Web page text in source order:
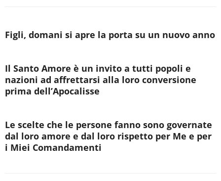
Figli, domani si apre la porta su un nuovo anno
Il Santo Amore è un invito a tutti popoli e
nazioni ad affrettarsi alla loro conversione
prima dell’Apocalisse
Le scelte che le persone fanno sono governate
dal loro amore e dal loro rispetto per Me e per
i Miei Comandamenti